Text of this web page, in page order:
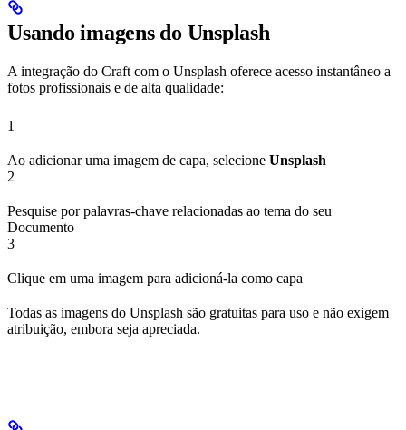
Usando imagens do Unsplash
A integração do Craft com o Unsplash oferece acesso instantâneo a
fotos profissionais e de alta qualidade:
1
Ao adicionar uma imagem de capa, selecione Unsplash
2
Pesquise por palavras-chave relacionadas ao tema do seu
Documento
3
Clique em uma imagem para adicioná-la como capa
Todas as imagens do Unsplash são gratuitas para uso e não exigem
atribuição, embora seja apreciada.